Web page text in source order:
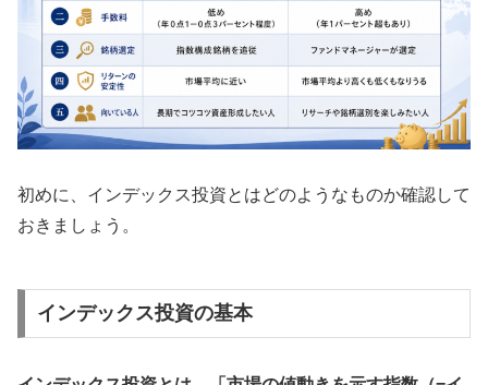
初めに、インデックス投資とはどのようなものか確認して
おきましょう。
インデックス投資の基本